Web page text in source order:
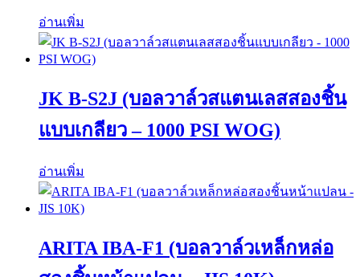
อ่านเพิ่ม
JK B-S2J (บอลวาล์วสแตนเลสสองชิ้น
แบบเกลียว – 1000 PSI WOG)
อ่านเพิ่ม
ARITA IBA-F1 (บอลวาล์วเหล็กหล่อ